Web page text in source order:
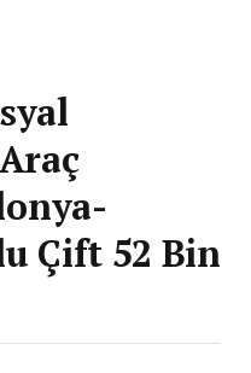
Çift 52 Bin